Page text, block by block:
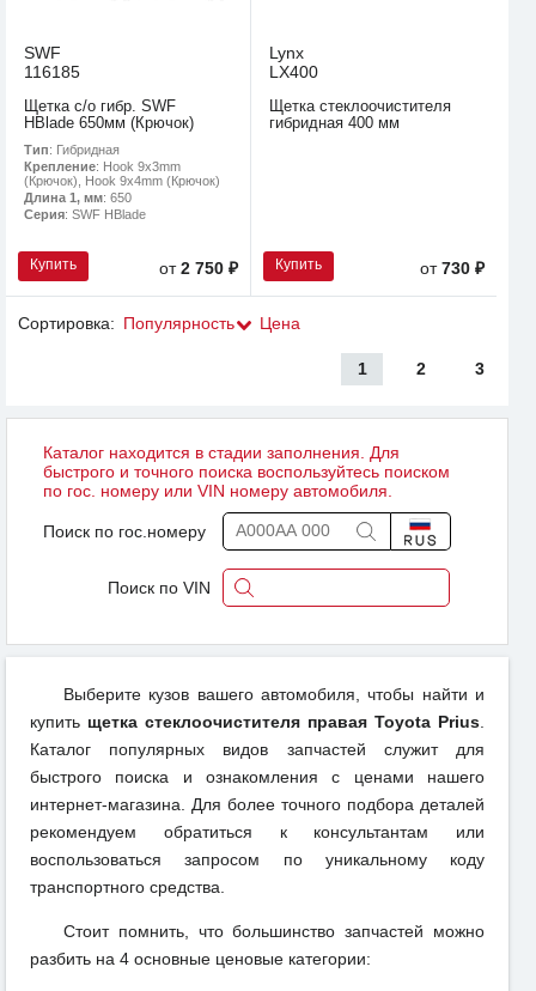
SWF
116185
Щетка с/о гибр. SWF
HBlade 650мм (Крючок)
Тип: Гибридная
Крепление: Hook 9x3mm
(Крючок), Hook 9x4mm (Крючок)
Длина 1, мм: 650
Серия: SWF HBlade
Купить от2 750 ₽
Lynx
LX400
Щетка стеклоочистителя
гибридная 400 мм
Купить от730 ₽
Сортировка: Популярность Цена
1 2 3
Каталог находится в стадии заполнения. Для
быстрого и точного поиска воспользуйтесь поиском
по гос. номеру или VIN номеру автомобиля.
Поиск по гос.номеру
Поиск по VIN
Выберите кузов вашего автомобиля, чтобы найти и
купить щетка стеклоочистителя правая Toyota Prius
Каталог популярных видов запчастей служит для
быстрого поиска и ознакомления с ценами нашего
интернет-магазина. Для более точного подбора деталей
рекомендуем обратиться к консультантам или
воспользоваться запросом по уникальному коду
транспортного средства.
Стоит помнить, что большинство запчастей можно
разбить на 4 основные ценовые категории: